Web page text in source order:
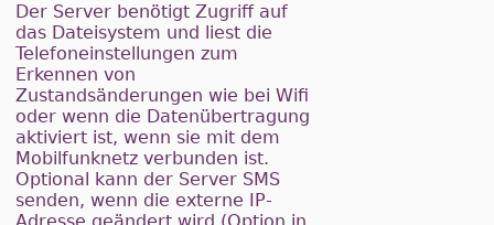
Der Server benötigt Zugriff auf
das Dateisystem und liest die
Telefoneinstellungen zum
Erkennen von
Zustandsänderungen wie bei Wifi
oder wenn die Datenübertragung
aktiviert ist, wenn sie mit dem
Mobilfunknetz verbunden ist.
Optional kann der Server SMS
senden, wenn die externe IP-